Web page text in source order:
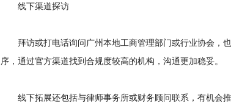
线下渠道探访
拜访或打电话询问广州本地工商管理部门或行业协会，
序，通过官方渠道找到合规度较高的机构，沟通更加稳妥。
线下拓展还包括与律师事务所或财务顾问联系，有机会推